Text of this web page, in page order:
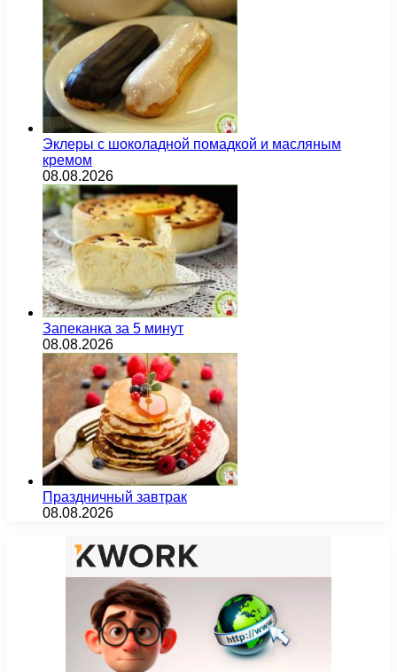
Эклеры с шоколадной помадкой и масляным
кремом
08.08.2026
Запеканка за 5 минут
08.08.2026
Праздничный завтрак
08.08.2026